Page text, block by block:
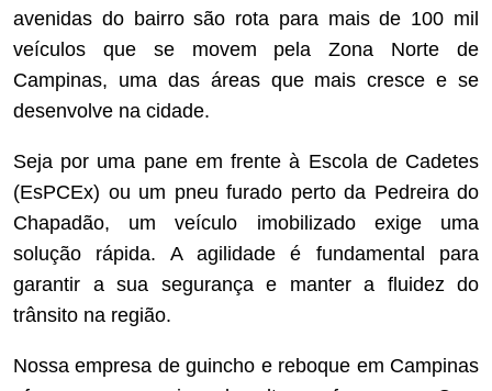
avenidas do bairro são rota para mais de 100 mil
veículos que se movem pela Zona Norte de
Campinas, uma das áreas que mais cresce e se
desenvolve na cidade.
Seja por uma pane em frente à Escola de Cadetes
(EsPCEx) ou um pneu furado perto da Pedreira do
Chapadão, um veículo imobilizado exige uma
solução rápida. A agilidade é fundamental para
garantir a sua segurança e manter a fluidez do
trânsito na região.
Nossa empresa de guincho e reboque em Campinas